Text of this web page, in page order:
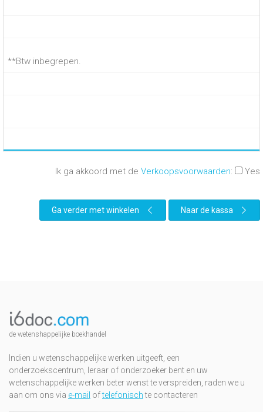
**Btw inbegrepen.
Ik ga akkoord met de Verkoopsvoorwaarden: Yes
Ga verder met winkelen Naar de kassa
de wetenshappelijke boekhandel
Indien u wetenschappelijke werken uitgeeft, een
onderzoekscentrum, leraar of onderzoeker bent en uw
wetenschappelijke werken beter wenst te verspreiden, raden we u
aan om ons via e-mail oftelefonischte contacteren